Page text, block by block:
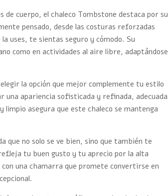
cuerpo, el chaleco Tombstone destaca por su
pensado, desde las costuras reforzadas
uses, te sientas seguro y cómodo. Su
como en actividades al aire libre, adaptándose
la opción que mejor complemente tu estilo
una apariencia sofisticada y refinada, adecuada
asegura que este chaleco se mantenga
que no solo se ve bien, sino que también te
tu buen gusto y tu aprecio por la alta
una chamarra que promete convertirse en